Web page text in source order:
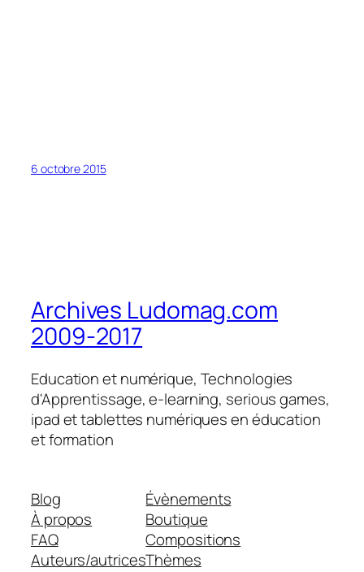
6 octobre 2015
Archives Ludomag.com
2009-2017
Education et numérique, Technologies
d'Apprentissage, e-learning, serious games,
ipad et tablettes numériques en éducation
et formation
Blog
À propos
FAQ
Auteurs/autrices
Évènements
Boutique
Compositions
Thèmes